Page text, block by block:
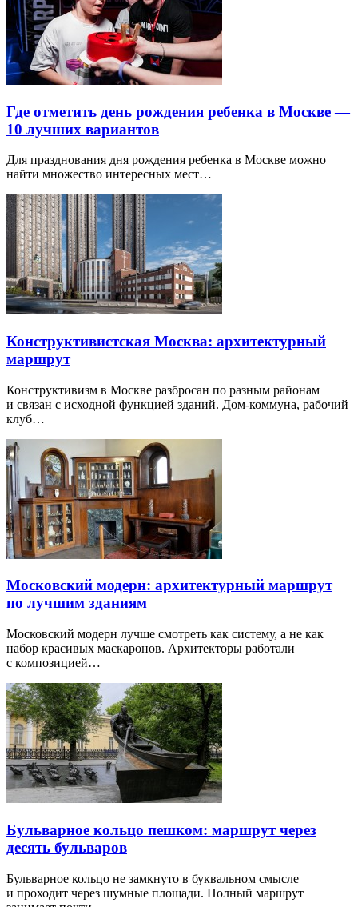
Где отметить день рождения ребенка в Москве —
10 лучших вариантов
Для празднования дня рождения ребенка в Москве можно
найти множество интересных мест…
Конструктивистская Москва: архитектурный
маршрут
Конструктивизм в Москве разбросан по разным районам
и связан с исходной функцией зданий. Дом-коммуна, рабочий
клуб…
Московский модерн: архитектурный маршрут
по лучшим зданиям
Московский модерн лучше смотреть как систему, а не как
набор красивых маскаронов. Архитекторы работали
с композицией…
Бульварное кольцо пешком: маршрут через
десять бульваров
Бульварное кольцо не замкнуто в буквальном смысле
и проходит через шумные площади. Полный маршрут